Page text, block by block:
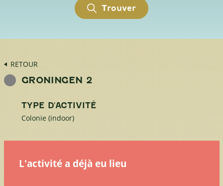
Trouver
RETOUR
GRONINGEN 2
TYPE D'ACTIVITÉ
Colonie (indoor)
L'activité a déjà eu lieu